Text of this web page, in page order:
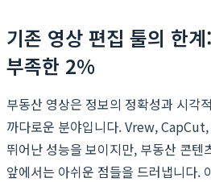
기존 영상 편집 툴의 한
부족한 2%
부동산 영상은 정보의 정확성과 시각
까다로운 분야입니다. Vrew,
뛰어난 성능을 보이지만, 부동산 콘텐
앞에서는 아쉬운 점들을 드러냅니다.